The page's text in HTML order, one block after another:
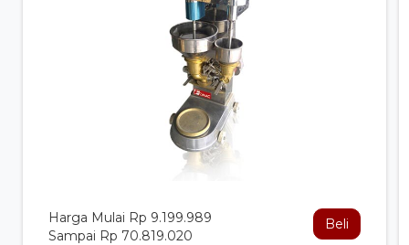
Harga Mulai Rp 9.199.989
Sampai Rp 70.819.020
Beli